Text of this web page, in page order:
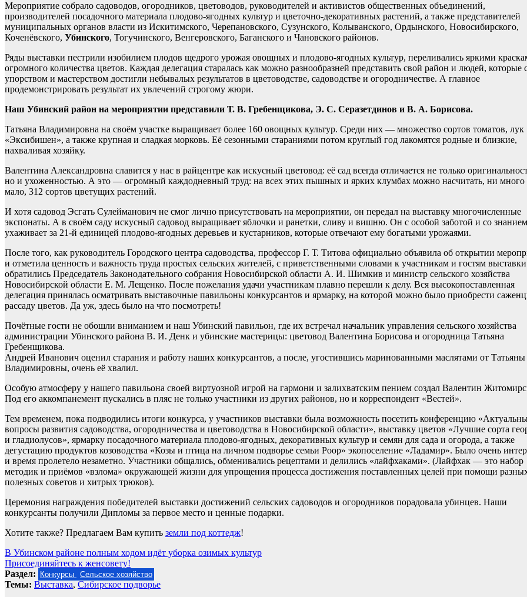
Мероприятие собрало садоводов, огородников, цветоводов, руководителей и активистов общественных объединений,
производителей посадочного материала плодово-ягодных культур и цветочно-декоративных растений, а также представителей
муниципальных органов власти из Искитимского, Черепановского, Сузунского, Колыванского, Ордынского, Новосибирского,
Коченёвского, Убинского, Тогучинского, Венгеровского, Баганского и Чановского районов.
Ряды выставки пестрили изобилием плодов щедрого урожая овощных и плодово-ягодных культур, переливались яркими
огромного количества цветов. Каждая делегация старалась как можно разнообразней представить свой район и людей, которые
упорством и мастерством достигли небывалых результатов в цветоводстве, садоводстве и огородничестве. А главное
продемонстрировать результат их увлечений строгому жюри.
Наш Убинский район на мероприятии представили Т. В. Гребенщикова, Э. С. Серазетдинов и В. А. Борисова.
Татьяна Владимировна на своём участке выращивает более 160 овощных культур. Среди них — множество сортов томатов, лук
«Эксибишен», а также крупная и сладкая морковь. Её сезонными стараниями потом круглый год лакомятся родные и близкие,
нахваливая хозяйку.
Валентина Александровна славится у нас в райцентре как искусный цветовод: её сад всегда отличается не только
но и ухоженностью. А это — огромный каждодневный труд: на всех этих пышных и ярких клумбах можно насчитать, ни много
мало, 312 сортов цветущих растений.
И хотя садовод Эсгать Сулейманович не смог лично присутствовать на мероприятии, он передал на выставку многочисленные
экспонаты. А в своём саду искусный садовод выращивает яблочки и ранетки, сливу и вишню. Он с особой заботой и со
ухаживает за 21-й единицей плодово-ягодных деревьев и кустарников, которые отвечают ему богатыми урожаями.
После того, как руководитель Городского центра садоводства, профессор Г. Т. Титова официально объявила об открытии
и отметила ценность и важность труда простых сельских жителей, с приветственными словами к участникам и гостям выставки
обратились Председатель Законодательного собрания Новосибирской области А. И. Шимкив и министр сельского хозяйства
Новосибирской области Е. М. Лещенко. После пожелания удачи участникам плавно перешли к делу. Вся высокопоставленная
делегация принялась осматривать выставочные павильоны конкурсантов и ярмарку, на которой можно было приобрести
рассаду цветов. Да уж, здесь было на что посмотреть!
Почётные гости не обошли вниманием и наш Убинский павильон, где их встречал начальник управления сельского хозяйства
администрации Убинского района В. И. Денк и убинские мастерицы: цветовод Валентина Борисова и огородница Татьяна
Гребенщикова.
Андрей Иванович оценил старания и работу наших конкурсантов, а после, угостившись маринованными маслятами от Татьяны
Владимировны, очень её хвалил.
Особую атмосферу у нашего павильона своей виртуозной игрой на гармони и залихватским пением создал Валентин
Под его аккомпанемент пускались в пляс не только участники из других районов, но и корреспондент «Вестей».
Тем временем, пока подводились итоги конкурса, у участников выставки была возможность посетить конференцию
вопросы развития садоводства, огородничества и цветоводства в Новосибирской области», выставку цветов «Лучшие сорта
и гладиолусов», ярмарку посадочного материала плодово-ягодных, декоративных культур и семян для сада и огорода, а также
дегустацию продуктов козоводства «Козы и птица на личном подворье семьи Роор» экопоселение «Ладамир». Было очень
и время пролетело незаметно. Участники общались, обменивались рецептами и делились «лайфхаками». (Лайфхак — это набор
методик и приёмов «взлома» окружающей жизни для упрощения процесса достижения поставленных целей при помощи
полезных советов и хитрых трюков).
Церемония награждения победителей выставки достижений сельских садоводов и огородников порадовала убинцев. Наши
конкурсанты получили Дипломы за первое место и ценные подарки.
Хотите также? Предлагаем Вам купить земли под коттедж!
Навигация
по
записям
В Убинском районе полным ходом идёт уборка озимых культур
Присоединяйтесь к женсовету!
Раздел:
Конкурсы Сельское хозяйство
Темы: Выставка, Сибирское подворье